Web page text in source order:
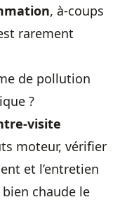
, à-coups
rarement
de pollution
?
visite
moteur, vérifier
et l’entretien
chaude le